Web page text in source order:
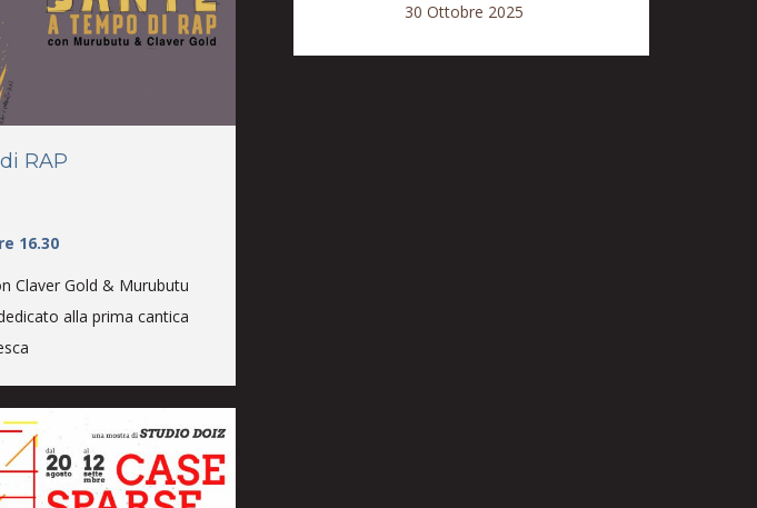
RAP
16.30
Claver Gold & Murubutu
alla prima cantica
30 Ottobre 2025